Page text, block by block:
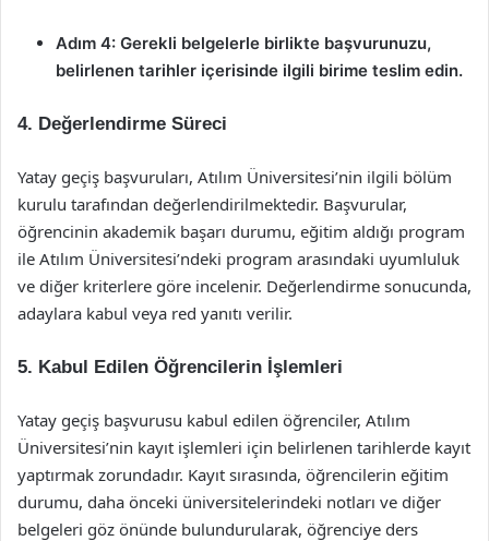
Adım 4: Gerekli belgelerle birlikte başvurunuzu,
belirlenen tarihler içerisinde ilgili birime teslim edin.
4. Değerlendirme Süreci
Yatay geçiş başvuruları, Atılım Üniversitesi’nin ilgili bölüm
kurulu tarafından değerlendirilmektedir. Başvurular,
öğrencinin akademik başarı durumu, eğitim aldığı program
ile Atılım Üniversitesi’ndeki program arasındaki uyumluluk
ve diğer kriterlere göre incelenir. Değerlendirme sonucunda,
adaylara kabul veya red yanıtı verilir.
5. Kabul Edilen Öğrencilerin İşlemleri
Yatay geçiş başvurusu kabul edilen öğrenciler, Atılım
Üniversitesi’nin kayıt işlemleri için belirlenen tarihlerde kayıt
yaptırmak zorundadır. Kayıt sırasında, öğrencilerin eğitim
durumu, daha önceki üniversitelerindeki notları ve diğer
belgeleri göz önünde bulundurularak, öğrenciye ders